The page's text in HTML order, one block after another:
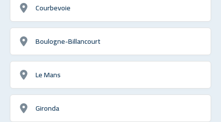
Courbevoie
Boulogne-Billancourt
Le Mans
Gironda